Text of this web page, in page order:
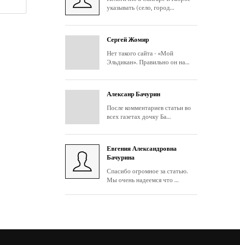
указывать (село, город...
Сергей Жомир
Нет такого сайта - «Мой
Эльдикан». Правильно он на...
Алексанр Бачурин
После комментариев статьи во
всех газетах дочку Ба...
Евгения Александровна
Бачурина
Спасибо огромное за статью.
Мы очень надеемся что ...